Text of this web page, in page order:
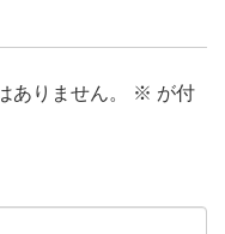
ありません。 ※ が付